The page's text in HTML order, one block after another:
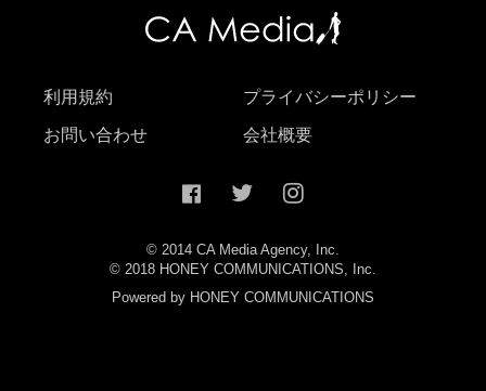
利用規約 プライバシーポリシー
お問い合わせ 会社概要
© 2014 CA Media Agency, Inc.
© 2018 HONEY COMMUNICATIONS, Inc.
Powered by HONEY COMMUNICATIONS